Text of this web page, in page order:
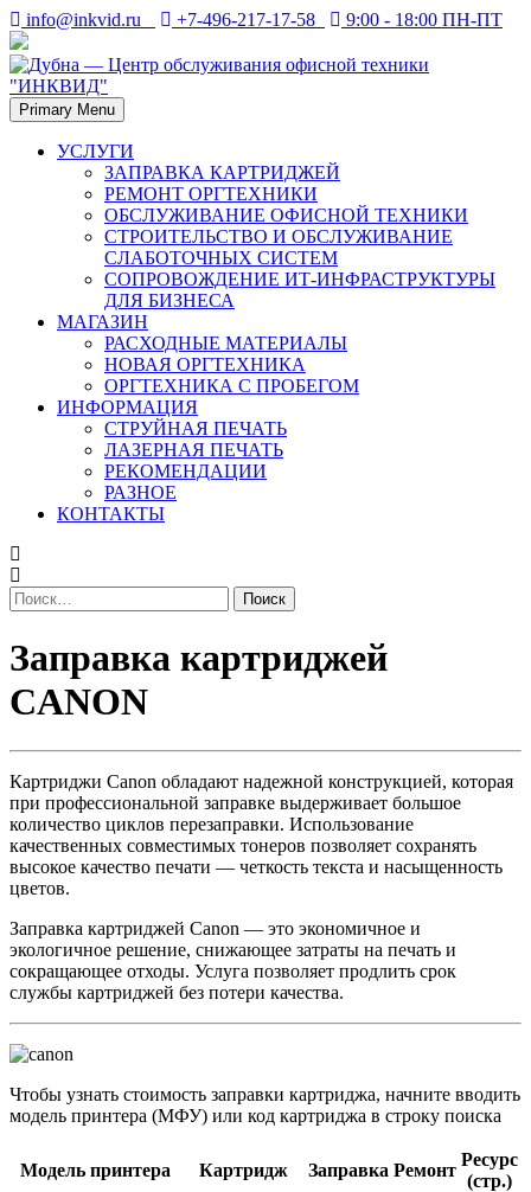
Skip
to
content
info@inkvid.ru +7-496-217-17-58 9:00 - 18:00 ПН-ПТ
Дубна — Центр
обслуживания офисной
техники "ИНКВИД"
Дубна. Восстановление и заправка лазерных картриджей в
Дубне. Ремонт оргтехники — принтеров, копиров (ксероксов),
факсов, плоттеров.
Primary Menu
УСЛУГИ
ЗАПРАВКА КАРТРИДЖЕЙ
РЕМОНТ ОРГТЕХНИКИ
ОБСЛУЖИВАНИЕ ОФИСНОЙ ТЕХНИКИ
СТРОИТЕЛЬСТВО И ОБСЛУЖИВАНИЕ
СЛАБОТОЧНЫХ СИСТЕМ
СОПРОВОЖДЕНИЕ ИТ-ИНФРАСТРУКТУРЫ
ДЛЯ БИЗНЕСА
МАГАЗИН
РАСХОДНЫЕ МАТЕРИАЛЫ
НОВАЯ ОРГТЕХНИКА
ОРГТЕХНИКА С ПРОБЕГОМ
ИНФОРМАЦИЯ
СТРУЙНАЯ ПЕЧАТЬ
ЛАЗЕРНАЯ ПЕЧАТЬ
РЕКОМЕНДАЦИИ
РАЗНОЕ
КОНТАКТЫ
Найти:
Заправка
картриджей
CANON
Заправка картриджей
CANON
Картриджи Canon обладают надежной конструкцией, которая
при профессиональной заправке выдерживает большое
количество циклов перезаправки. Использование
качественных совместимых тонеров позволяет сохранять
высокое качество печати — четкость текста и насыщенность
цветов.
Заправка картриджей Canon — это экономичное и
экологичное решение, снижающее затраты на печать и
сокращающее отходы. Услуга позволяет продлить срок
службы картриджей без потери качества.
Чтобы узнать стоимость заправки картриджа, начните вводить
модель принтера (МФУ) или код картриджа в строку поиска
Модель принтера Картридж Заправка Ремонт
Ресурс
(стр.)